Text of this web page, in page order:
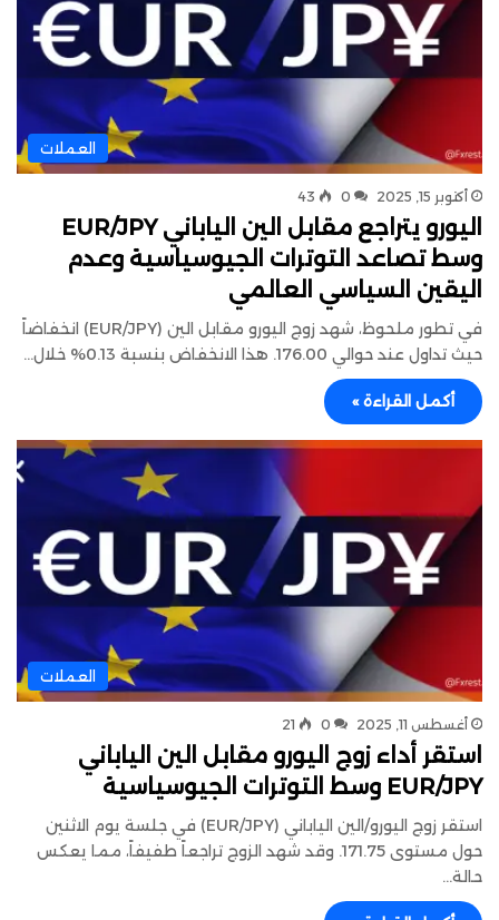
العملات
أكتوبر 15, 2025 0
43
اليورو يتراجع مقابل الين الياباني EUR/JPY
وسط تصاعد التوترات الجيوسياسية وعدم
اليقين السياسي العالمي
في تطور ملحوظ، شهد زوج اليورو مقابل الين (EUR/JPY) انخفاضاً
حيث تداول عند حوالي 176.00. هذا الانخفاض بنسبة 0.13% خلال…
أكمل القراءة »
العملات
أغسطس 11, 2025 0
21
استقر أداء زوج اليورو مقابل الين الياباني
EUR/JPY وسط التوترات الجيوسياسية
استقر زوج اليورو/الين الياباني (EUR/JPY) في جلسة يوم الاثنين
حول مستوى 171.75. وقد شهد الزوج تراجعاً طفيفاً، مما يعكس
حالة…